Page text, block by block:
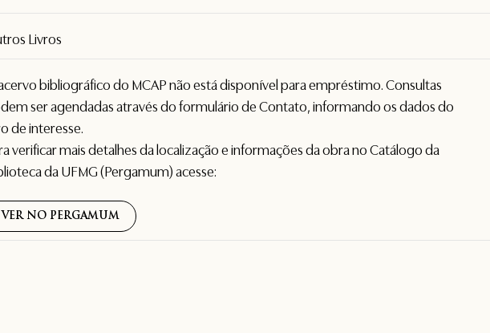
Livros
bibliográfico do MCAP não está disponível para empréstimo. Consultas
ser agendadas através do formulário deContato, informando os dados do
de interesse.
verificar mais detalhes da localização e informações da obra no Catálogo da
da UFMG (Pergamum) acesse:
VER NO PERGAMUM